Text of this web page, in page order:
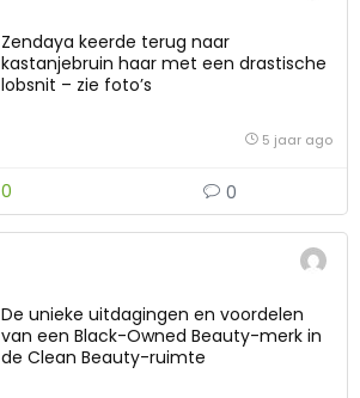
Zendaya keerde terug naar
kastanjebruin haar met een drastische
lobsnit – zie foto’s
5 jaar ago
0 0
De unieke uitdagingen en voordelen
van een Black-Owned Beauty-merk in
de Clean Beauty-ruimte